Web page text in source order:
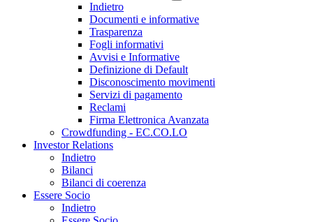
Indietro
Documenti e informative
Trasparenza
Fogli informativi
Avvisi e Informative
Definizione di Default
Disconoscimento movimenti
Servizi di pagamento
Reclami
Firma Elettronica Avanzata
Crowdfunding - EC.CO.LO
Investor Relations
Indietro
Bilanci
Bilanci di coerenza
Essere Socio
Indietro